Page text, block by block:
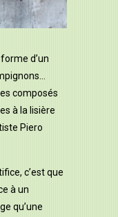
d’un
composés
à la lisière
Piero
c’est que
à un
qu’une